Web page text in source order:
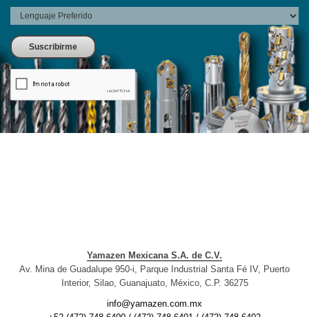
Yamazen Mexicana S.A. de C.V.
Av. Mina de Guadalupe 950-i, Parque Industrial Santa Fé IV, Puerto
Interior, Silao, Guanajuato, México, C.P. 36275
info@yamazen.com.mx